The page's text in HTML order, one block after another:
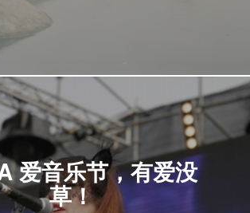
爱音乐节，有爱没
草！